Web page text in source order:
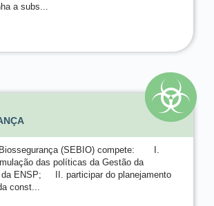
a subs...
Biossegurança (SEBIO) compete: I.
das políticas da Gestão da
da ENSP; II. participar do planejamento
const...